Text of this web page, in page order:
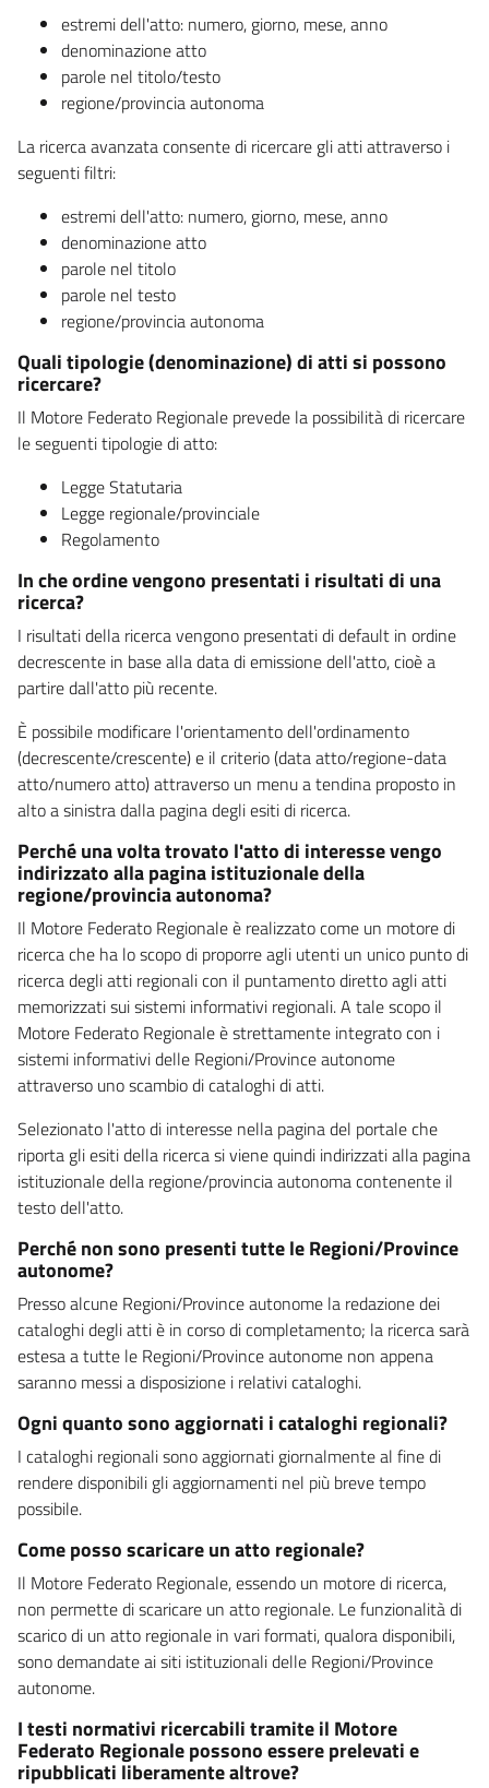
estremi dell'atto: numero, giorno, mese, anno
denominazione atto
parole nel titolo/testo
regione/provincia autonoma
La ricerca avanzata consente di ricercare gli atti attraverso i
seguenti filtri:
estremi dell'atto: numero, giorno, mese, anno
denominazione atto
parole nel titolo
parole nel testo
regione/provincia autonoma
Quali tipologie (denominazione) di atti si possono
ricercare?
Il Motore Federato Regionale prevede la possibilità di ricercare
le seguenti tipologie di atto:
Legge Statutaria
Legge regionale/provinciale
Regolamento
In che ordine vengono presentati i risultati di una
ricerca?
I risultati della ricerca vengono presentati di default in ordine
decrescente in base alla data di emissione dell'atto, cioè a
partire dall'atto più recente.
È possibile modificare l'orientamento dell'ordinamento
(decrescente/crescente) e il criterio (data atto/regione-data
atto/numero atto) attraverso un menu a tendina proposto in
alto a sinistra dalla pagina degli esiti di ricerca.
Perché una volta trovato l'atto di interesse vengo
indirizzato alla pagina istituzionale della
regione/provincia autonoma?
Il Motore Federato Regionale è realizzato come un motore di
ricerca che ha lo scopo di proporre agli utenti un unico punto di
ricerca degli atti regionali con il puntamento diretto agli atti
memorizzati sui sistemi informativi regionali. A tale scopo il
Motore Federato Regionale è strettamente integrato con i
sistemi informativi delle Regioni/Province autonome
attraverso uno scambio di cataloghi di atti.
Selezionato l'atto di interesse nella pagina del portale che
riporta gli esiti della ricerca si viene quindi indirizzati alla pagina
istituzionale della regione/provincia autonoma contenente il
testo dell'atto.
Perché non sono presenti tutte le Regioni/Province
autonome?
Presso alcune Regioni/Province autonome la redazione dei
cataloghi degli atti è in corso di completamento; la ricerca sarà
estesa a tutte le Regioni/Province autonome non appena
saranno messi a disposizione i relativi cataloghi.
Ogni quanto sono aggiornati i cataloghi regionali?
I cataloghi regionali sono aggiornati giornalmente al fine di
rendere disponibili gli aggiornamenti nel più breve tempo
possibile.
Come posso scaricare un atto regionale?
Il Motore Federato Regionale, essendo un motore di ricerca,
non permette di scaricare un atto regionale. Le funzionalità di
scarico di un atto regionale in vari formati, qualora disponibili,
sono demandate ai siti istituzionali delle Regioni/Province
autonome.
I testi normativi ricercabili tramite il Motore
Federato Regionale possono essere prelevati e
ripubblicati liberamente altrove?